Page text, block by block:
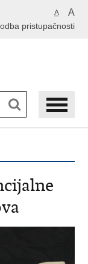
A A
pristupačnosti